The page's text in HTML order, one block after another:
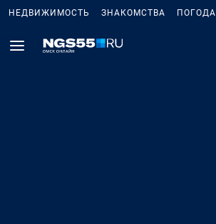
НЕДВИЖИМОСТЬ ЗНАКОМСТВА ПОГОДА